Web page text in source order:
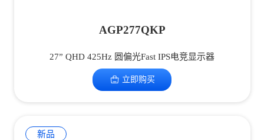
AGP277QKP
27” QHD 425Hz 圆偏光Fast IPS电竞显示器
立即购买
新品